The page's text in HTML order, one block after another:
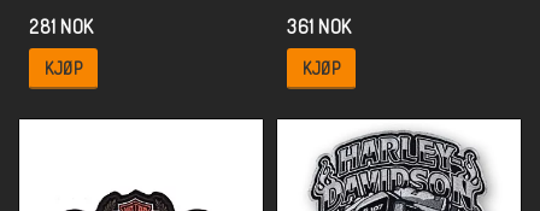
281 NOK
KJØP
361 NOK
KJØP